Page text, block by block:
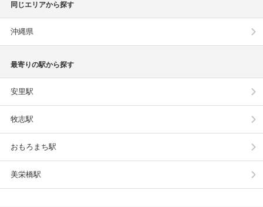
同じエリアから探す
沖縄県
最寄りの駅から探す
安里駅
牧志駅
おもろまち駅
美栄橋駅